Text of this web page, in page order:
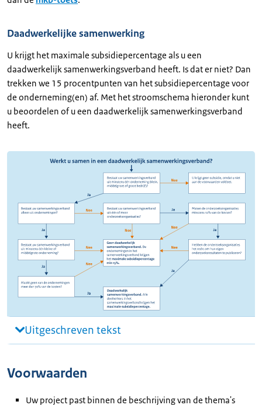
Daadwerkelijke samenwerking
U krijgt het maximale subsidiepercentage als u een
daadwerkelijk samenwerkingsverband heeft. Is dat er niet? Dan
trekken we 15 procentpunten van het subsidiepercentage voor
de onderneming(en) af. Met het stroomschema hieronder kunt
u beoordelen of u een daadwerkelijk samenwerkingsverband
heeft.
Uitgeschreven tekst
Voorwaarden
Uw project past binnen de beschrijving van de thema's